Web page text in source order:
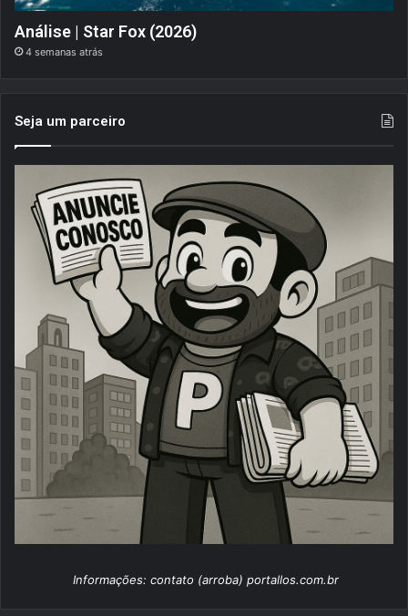
Análise | Star Fox (2026)
4 semanas atrás
Seja um parceiro
Informações: contato (arroba) portallos.com.br